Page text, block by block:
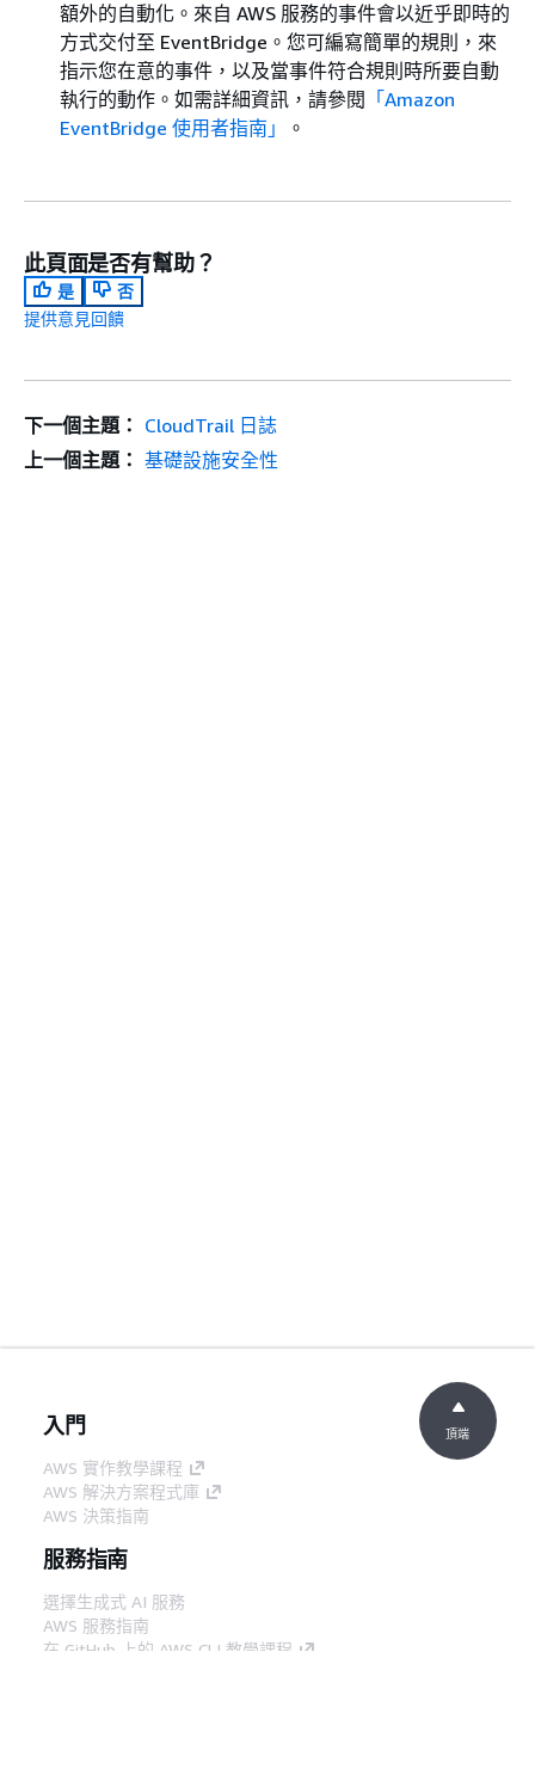
額外的自動化。來自 AWS 服務的事件會以近乎即時的
方式交付至 EventBridge。您可編寫簡單的規則，來
指示您在意的事件，以及當事件符合規則時所要自動
執行的動作。如需詳細資訊，請參閱 「Amazon
EventBridge 使用者指南」
。
此頁面是否有幫助？
是
否
提供意見回饋
下一個主題： CloudTrail 日誌
上一個主題： 基礎設施安全性
入門
AWS 實作教學課程
AWS 解決方案程式庫
AWS 決策指南
服務指南
選擇生成式 AI 服務
AWS 服務指南
在 GitHub 上的 AWS CLI 教學課程
頂端